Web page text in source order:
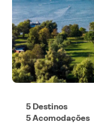
5 Destinos
5 Acomodações